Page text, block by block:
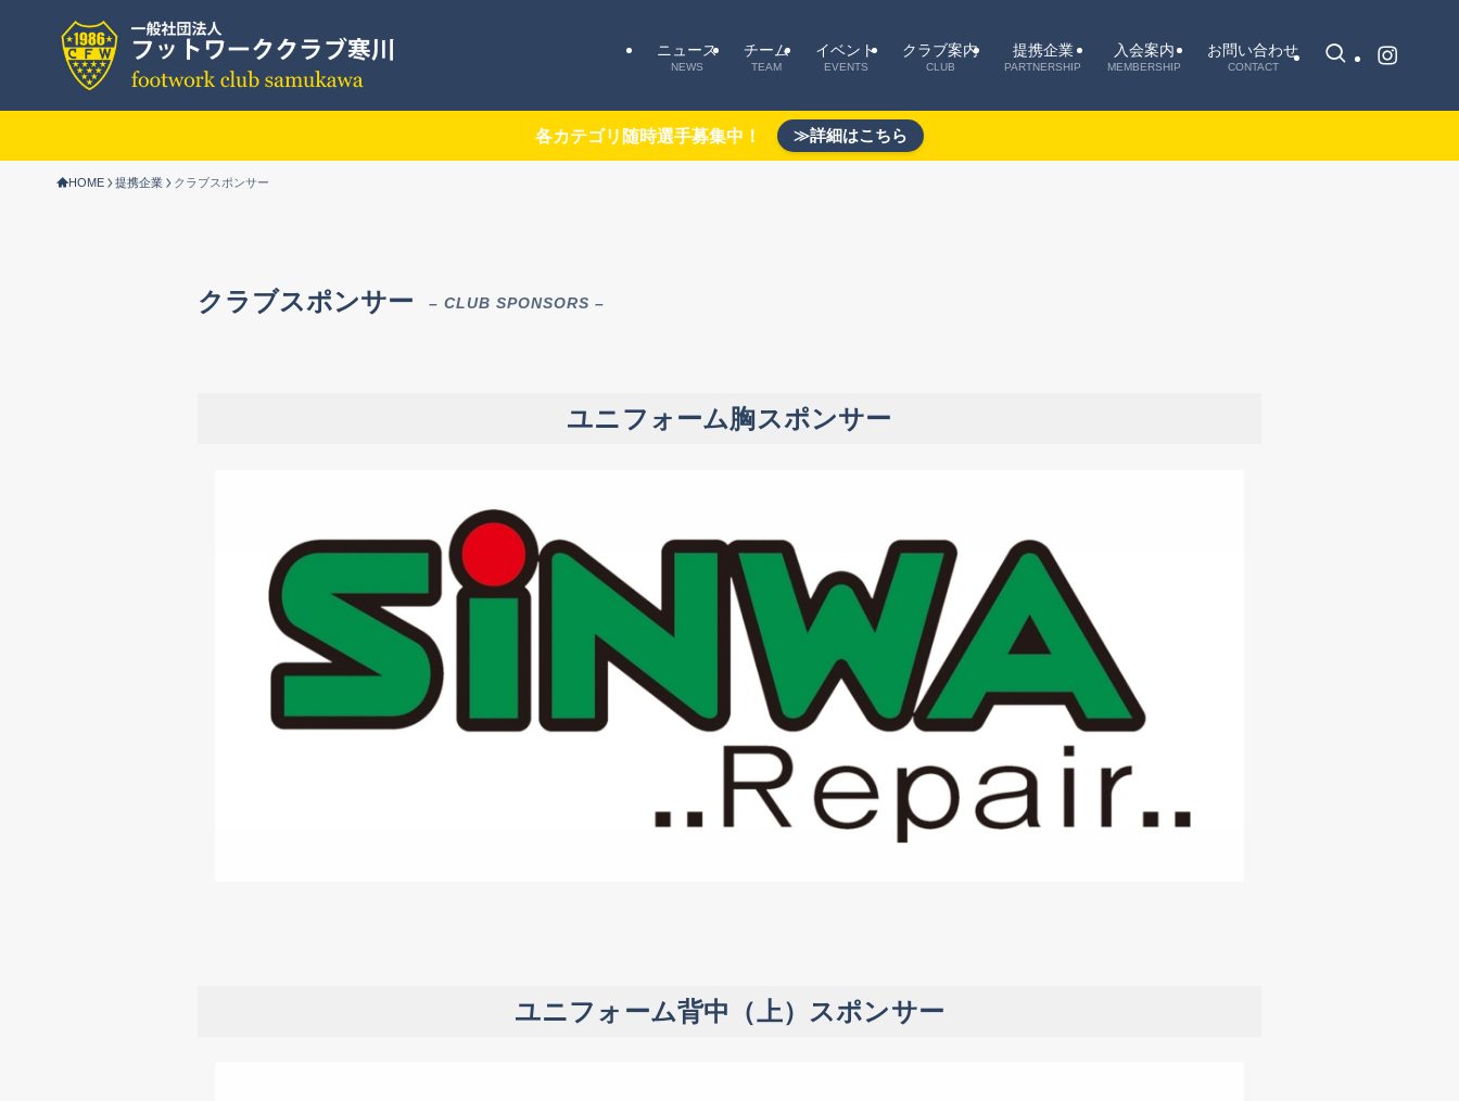
ニュース
NEWS
チーム
TEAM
イベント
EVENTS
クラブ案内
CLUB
提携企業
PARTNERSHIP
入会案内
MEMBERSHIP
お問い合わせ
CONTACT
各カテゴリ随時選手募集中！ ≫詳細はこちら
HOME 提携企業 クラブスポンサー
クラブスポンサー – CLUB SPONSORS –
ユニフォーム胸スポンサー
ユニフォーム背中（上）スポンサー